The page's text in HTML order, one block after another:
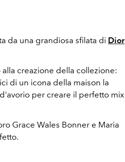
da una grandiosa sfilata di Dior
creazione della collezione:
di un icona della maison la
per creare il perfetto mix
Grace Wales Bonner e Maria